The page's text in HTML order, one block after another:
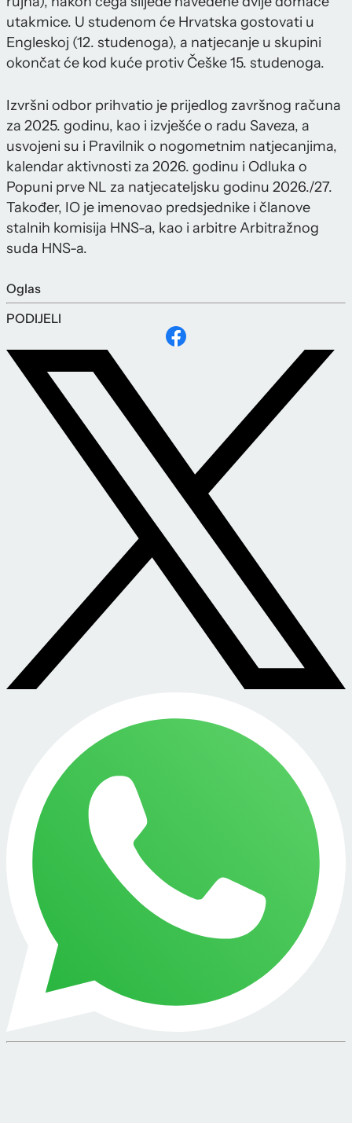
utakmice. U studenom će Hrvatska gostovati u
Engleskoj (12. studenoga), a natjecanje u skupini
okončat će kod kuće protiv Češke 15. studenoga.
Izvršni odbor prihvatio je prijedlog završnog računa
za 2025. godinu, kao i izvješće o radu Saveza, a
usvojeni su i Pravilnik o nogometnim natjecanjima,
kalendar aktivnosti za 2026. godinu i Odluka o
Popuni prve NL za natjecateljsku godinu 2026./27.
Također, IO je imenovao predsjednike i članove
stalnih komisija HNS-a, kao i arbitre Arbitražnog
suda HNS-a.
Oglas
PODIJELI